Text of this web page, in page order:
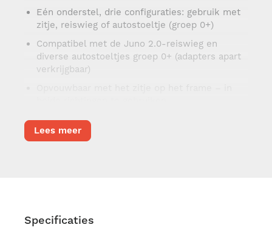
Eén onderstel, drie configuraties: gebruik met
zitje, reiswieg of autostoeltje (groep 0+)
Compatibel met de Juno 2.0-reiswieg en
diverse autostoeltjes groep 0+ (adapters apart
verkrijgbaar)
Snel, eenvoudig en met één hand opvouwbaar
tot een supercompact, zelfstandig staand
pakket
Luxe, omkeerbaar zitje – verstelbaar in twee
hoogtes voor een optimale interactie met je
Lees meer
Specificaties